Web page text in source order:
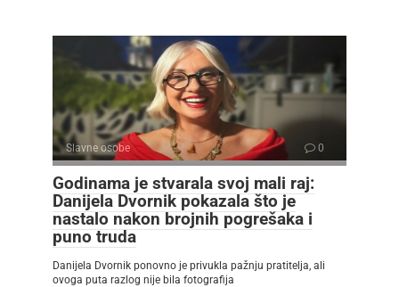
Slavne osobe 0
Godinama je stvarala svoj mali raj:
Danijela Dvornik pokazala što je
nastalo nakon brojnih pogrešaka i
puno truda
Danijela Dvornik ponovno je privukla pažnju pratitelja, ali
ovoga puta razlog nije bila fotografija